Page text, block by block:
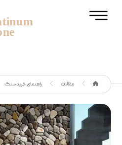
مقالات راهنمای خرید سنگ